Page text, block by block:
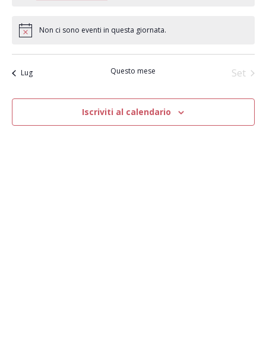
NoticeNon ci sono eventi in questa giornata.
Lug Questo mese Set
Iscriviti al calendario